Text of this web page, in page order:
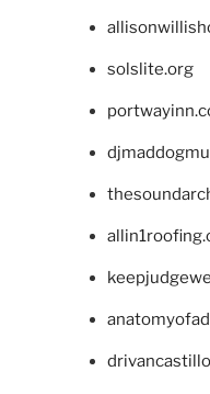
solslite.org